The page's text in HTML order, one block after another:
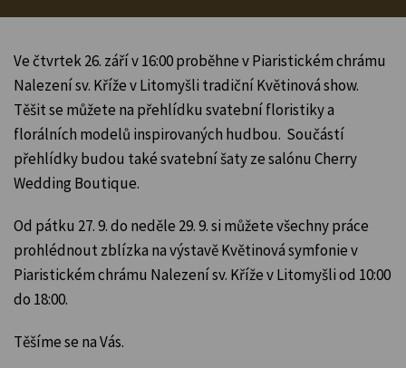
Ve čtvrtek 26. září v 16:00 proběhne v Piaristickém chrámu
Nalezení sv. Kříže v Litomyšli tradiční Květinová show.
Těšit se můžete na přehlídku svatební floristiky a
florálních modelů inspirovaných hudbou. Součástí
přehlídky budou také svatební šaty ze salónu Cherry
Wedding Boutique.
Od pátku 27. 9. do neděle 29. 9. si můžete všechny práce
prohlédnout zblízka na výstavě Květinová symfonie v
Piaristickém chrámu Nalezení sv. Kříže v Litomyšli od 10:00
do 18:00.
Těšíme se na Vás.